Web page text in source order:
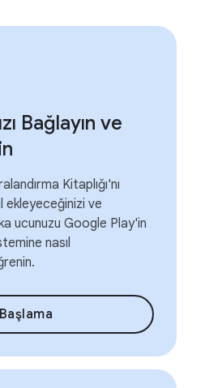
Bağlayın ve
Kitaplığı'nı
ekleyeceğinizi ve
ucunuzu Google Play'in
nasıl
Başlama